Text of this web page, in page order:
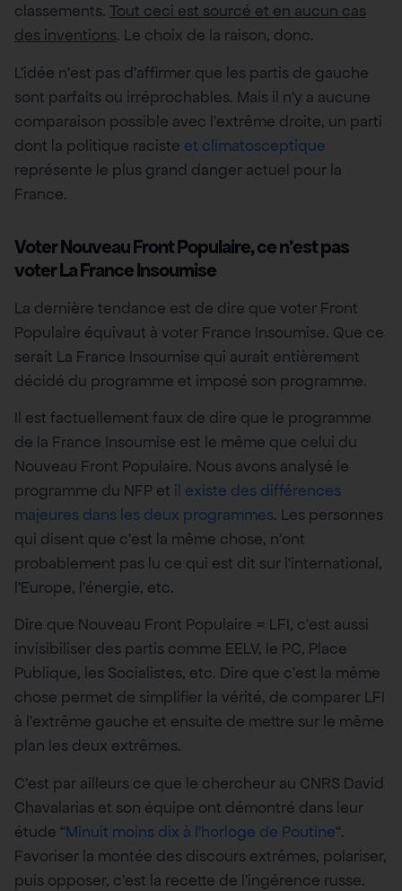
classements. Tout ceci est sourcé et en aucun cas
des inventions. Le choix de la raison, donc.
L’idée n’est pas d’affirmer que les partis de gauche
sont parfaits ou irréprochables. Mais il n’y a aucune
comparaison possible avec l’extrême droite, un parti
dont la politique raciste et climatosceptique
représente le plus grand danger actuel pour la
France.
Voter Nouveau Front Populaire, ce n’est pas
voter La France Insoumise
La dernière tendance est de dire que voter Front
Populaire équivaut à voter France Insoumise. Que ce
serait La France Insoumise qui aurait entièrement
décidé du programme et imposé son programme.
Il est factuellement faux de dire que le programme
de la France Insoumise est le même que celui du
Nouveau Front Populaire. Nous avons analysé le
programme du NFP et il existe des différences
majeures dans les deux programmes. Les personnes
qui disent que c’est la même chose, n’ont
probablement pas lu ce qui est dit sur l’international,
l’Europe, l’énergie, etc.
Dire que Nouveau Front Populaire = LFI, c’est aussi
invisibiliser des partis comme EELV, le PC, Place
Publique, les Socialistes, etc. Dire que c’est la même
chose permet de simplifier la vérité, de comparer LFI
à l’extrême gauche et ensuite de mettre sur le même
plan les deux extrêmes.
C’est par ailleurs ce que le chercheur au CNRS David
Chavalarias et son équipe ont démontré dans leur
étude “Minuit moins dix à l’horloge de Poutine“.
Favoriser la montée des discours extrêmes, polariser,
puis opposer, c’est la recette de l’ingérence russe.